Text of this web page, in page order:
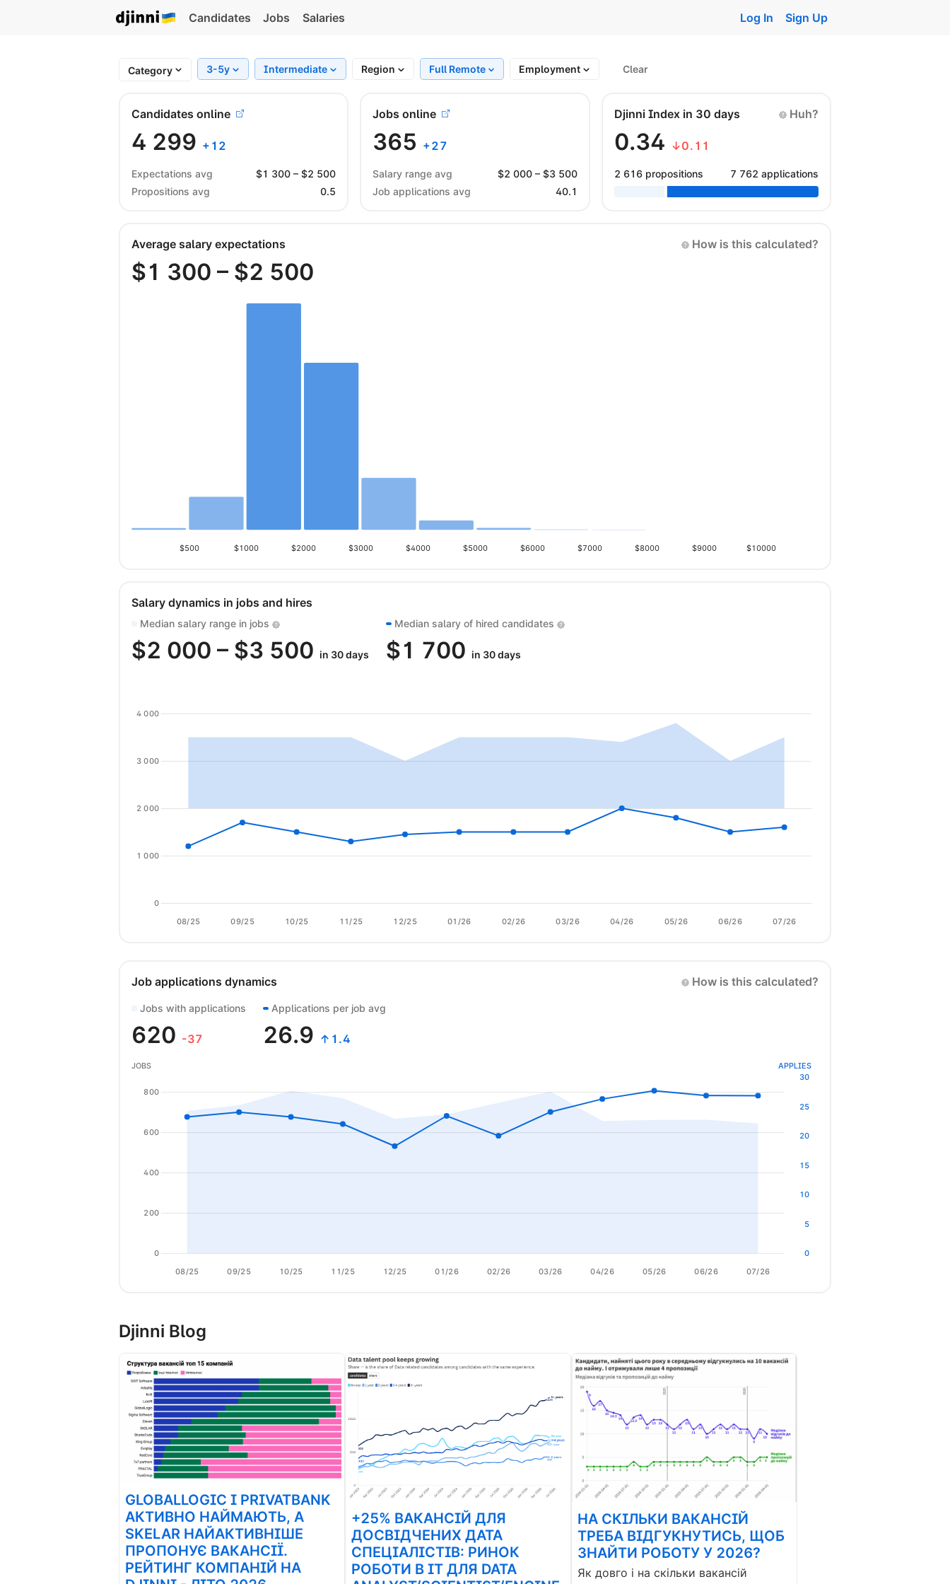
Candidates Jobs Salaries Log In Sign Up
Category 3-5y Intermediate Region Full Remote Employment Clear
Candidates online
4 299 + 12
Expectations avg $1 300 – $2 500
Propositions avg
0.5
Jobs online
365 +27
Salary range avg $2 000– $3 500
Job applications avg
40.1
Djinni Index in 30 days Huh?
0.34 ↓0.11
2 616 propositions 7 762 applications
Average salary expectations How is this calculated?
$1 300 – $2 500
$500 $1000 $2000 $3000 $4000 $5000 $6000 $7000 $8000 $9000 $10000
Salary dynamics in jobs and hires
Median salary range in jobs
$2 000 – $3 500 in 30 days
Median salary of hired candidates
$1 700 in 30 days
08/25 09/25 10/25 11/25 12/25 01/26 02/26 03/26 04/26 05/26 06/26 07/26
0
1 000
2 000
3 000
4 000
Job applications dynamics How is this calculated?
Jobs with applications
620 -37
Applications per job avg
26.9 ↑1.4
08/25 09/25 10/25 11/25 12/25 01/26 02/26 03/26 04/26 05/26 06/26 07/26
0
200
400
600
800
0
5
10
15
20
25
30
JOBS APPLIES
Djinni Blog
GLOBALLOGIC І PRIVATBANK
АКТИВНО НАЙМАЮТЬ, А
SKELAR НАЙАКТИВНІШЕ
ПРОПОНУЄ ВАКАНСІЇ.
РЕЙТИНГ КОМПАНІЙ НА
+25% ВАКАНСІЙ ДЛЯ
ДОСВІДЧЕНИХ ДАТА
СПЕЦІАЛІСТІВ: РИНОК
РОБОТИ В ІТ ДЛЯ DATA
НА СКІЛЬКИ ВАКАНСІЙ
ТРЕБА ВІДГУКНУТИСЬ, ЩОБ
ЗНАЙТИ РОБОТУ У 2026?
Як довго і на скільки вакансій